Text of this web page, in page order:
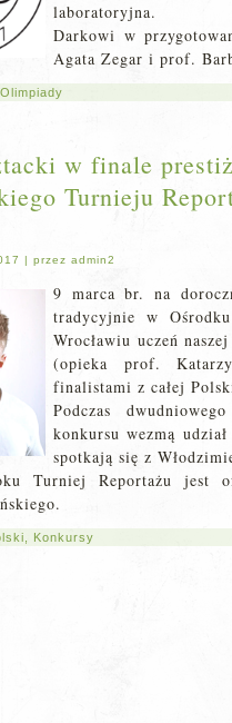
laboratoryjna.
Darkowi w
Agata Zegar i prof.
Olimpiady
w finale
Turnieju
| przez admin2
9 marca br. na
tradycyjnie w
Wrocławiu uczeń
(opieka prof.
finalistami z całej
Podczas
konkursu wezmą
spotkają się z
Turniej Reportażu jest
Konkursy